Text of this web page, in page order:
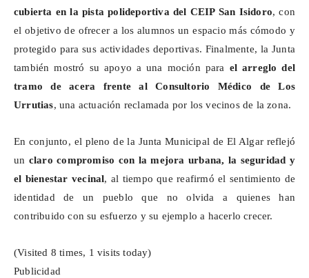
cubierta en la pista polideportiva del CEIP San Isidoro, con
el objetivo de ofrecer a los alumnos un espacio más cómodo y
protegido para sus actividades deportivas. Finalmente, la Junta
también mostró su apoyo a una moción para el arreglo del
tramo de acera frente al Consultorio Médico de Los
Urrutias, una actuación reclamada por los vecinos de la zona.
En conjunto, el pleno de la Junta Municipal de El Algar reflejó
un claro compromiso con la mejora urbana, la seguridad y
el bienestar vecinal, al tiempo que reafirmó el sentimiento de
identidad de un pueblo que no olvida a quienes han
contribuido con su esfuerzo y su ejemplo a hacerlo crecer.
(Visited 8 times, 1 visits today)
Publicidad